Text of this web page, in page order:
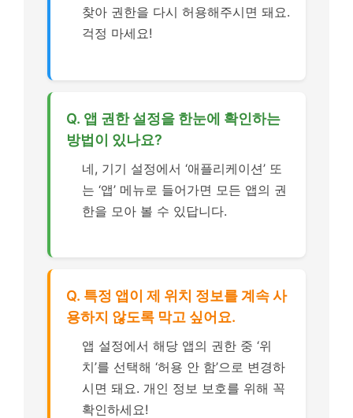
찾아 권한을 다시 허용해주시면 돼요.
걱정 마세요!
Q. 앱 권한 설정을 한눈에 확인하는
방법이 있나요?
네, 기기 설정에서 ‘애플리케이션’ 또
는 ‘앱’ 메뉴로 들어가면 모든 앱의 권
한을 모아 볼 수 있답니다.
Q. 특정 앱이 제 위치 정보를 계속 사
용하지 않도록 막고 싶어요.
앱 설정에서 해당 앱의 권한 중 ‘위
치’를 선택해 ‘허용 안 함’으로 변경하
시면 돼요. 개인 정보 보호를 위해 꼭
확인하세요!